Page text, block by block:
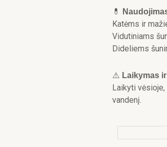
💊
Katėms ir
Vidutiniams
Dideliems
⚠️ Laikymas
Laikyti
vandenį.